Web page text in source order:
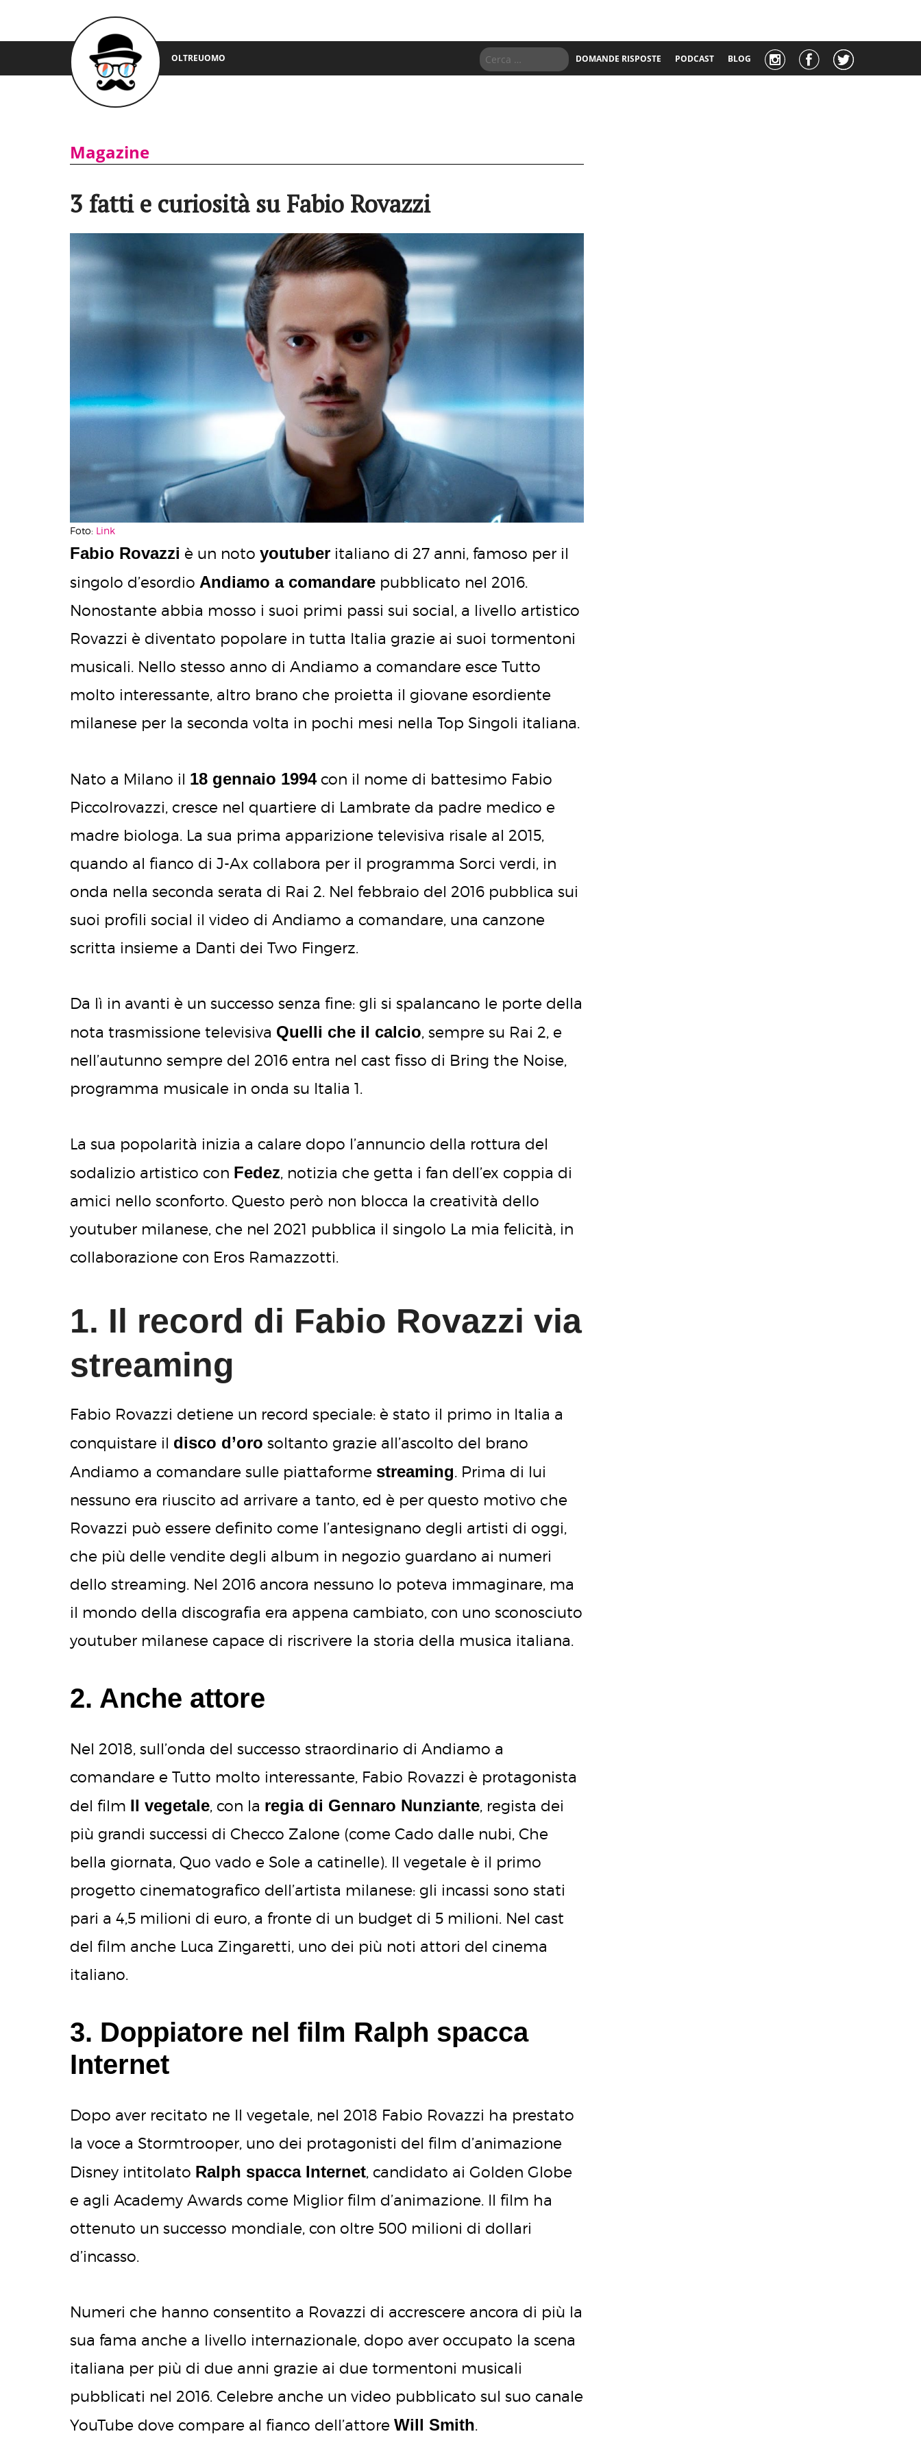
OLTREUOMO DOMANDE RISPOSTE PODCAST BLOG
Magazine
3 fatti e curiosità su Fabio Rovazzi
Foto: Link
Fabio Rovazzi è un noto youtuber italiano di 27 anni, famoso per il
singolo d’esordio Andiamo a comandare pubblicato nel 2016.
Nonostante abbia mosso i suoi primi passi sui social, a livello artistico
Rovazzi è diventato popolare in tutta Italia grazie ai suoi tormentoni
musicali. Nello stesso anno di Andiamo a comandare esce Tutto
molto interessante, altro brano che proietta il giovane esordiente
milanese per la seconda volta in pochi mesi nella Top Singoli italiana.
Nato a Milano il 18 gennaio 1994con il nome di battesimo Fabio
Piccolrovazzi, cresce nel quartiere di Lambrate da padre medico e
madre biologa. La sua prima apparizione televisiva risale al 2015,
quando al fianco di J-Ax collabora per il programma Sorci verdi, in
onda nella seconda serata di Rai 2. Nel febbraio del 2016 pubblica sui
suoi profili social il video di Andiamo a comandare, una canzone
scritta insieme a Danti dei Two Fingerz.
Da lì in avanti è un successo senza fine: gli si spalancano le porte della
nota trasmissione televisiva Quelli che il calcio, sempre su Rai 2, e
nell’autunno sempre del 2016 entra nel cast fisso di Bring the Noise,
programma musicale in onda su Italia 1.
La sua popolarità inizia a calare dopo l’annuncio della rottura del
sodalizio artistico con Fedez, notizia che getta i fan dell’ex coppia di
amici nello sconforto. Questo però non blocca la creatività dello
youtuber milanese, che nel 2021 pubblica il singolo La mia felicità, in
collaborazione con Eros Ramazzotti.
1. Il record di Fabio Rovazzi via
streaming
Fabio Rovazzi detiene un record speciale: è stato il primo in Italia a
conquistare il disco d’oro soltanto grazie all’ascolto del brano
Andiamo a comandare sulle piattaforme streaming. Prima di lui
nessuno era riuscito ad arrivare a tanto, ed è per questo motivo che
Rovazzi può essere definito come l’antesignano degli artisti di oggi,
che più delle vendite degli album in negozio guardano ai numeri
dello streaming. Nel 2016 ancora nessuno lo poteva immaginare, ma
il mondo della discografia era appena cambiato, con uno sconosciuto
youtuber milanese capace di riscrivere la storia della musica italiana.
2. Anche attore
Nel 2018, sull’onda del successo straordinario di Andiamo a
comandare e Tutto molto interessante, Fabio Rovazzi è protagonista
del film Il vegetale, con la regia di Gennaro Nunziante, regista dei
più grandi successi di Checco Zalone (come Cado dalle nubi, Che
bella giornata, Quo vado e Sole a catinelle). Il vegetale è il primo
progetto cinematografico dell’artista milanese: gli incassi sono stati
pari a 4,5 milioni di euro, a fronte di un budget di 5 milioni. Nel cast
del film anche Luca Zingaretti, uno dei più noti attori del cinema
italiano.
3. Doppiatore nel film Ralph spacca
Internet
Dopo aver recitato ne Il vegetale, nel 2018 Fabio Rovazzi ha prestato
la voce a Stormtrooper, uno dei protagonisti del film d’animazione
Disney intitolato Ralph spacca Internet, candidato ai Golden Globe
e agli Academy Awards come Miglior film d’animazione. Il film ha
ottenuto un successo mondiale, con oltre 500 milioni di dollari
d’incasso.
Numeri che hanno consentito a Rovazzi di accrescere ancora di più la
sua fama anche a livello internazionale, dopo aver occupato la scena
italiana per più di due anni grazie ai due tormentoni musicali
pubblicati nel 2016. Celebre anche un video pubblicato sul suo canale
YouTube dove compare al fianco dell’attore Will Smith.